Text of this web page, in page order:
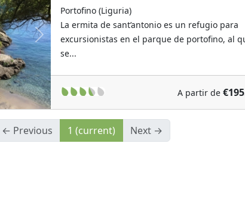
Next
Portofino (Liguria)
La ermita de sant’antonio es un refugio para
excursionistas en el parque de portofino, al
se...
A partir de
← Previous 1 (current) Next →